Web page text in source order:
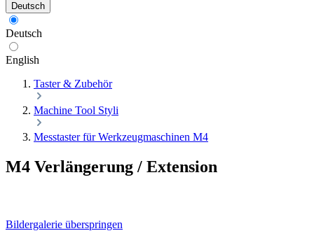
Deutsch
Deutsch
English
Taster & Zubehör
Machine Tool Styli
Messtaster für Werkzeugmaschinen M4
M4 Verlängerung / Extension
Bildergalerie überspringen